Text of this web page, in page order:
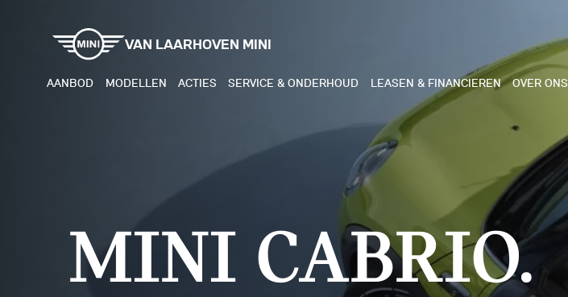
VAN LAARHOVEN MINI
AANBOD MODELLEN
MINI ACEMAN ELECTRIC
MINI COUNTRYMAN ELECTRIC
BENZINE
MINI COOPER 3-DEURS
MINI COOPER CABRIO
MINI COOPER 5-DEURS
ACTIES SERVICE & ONDERHOUD LEASEN & FINANCIEREN OVER ONS
MINI CABRIO.